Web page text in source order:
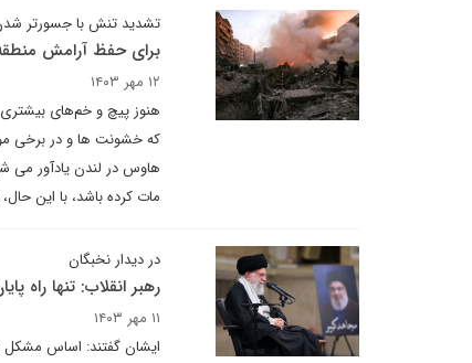
تشدید تنش با جسورتر شدن
برای حفظ آرامش
۱۲ مهر ۱۴۰۳
هنوز پیچ و خم‌های بیشتری
که خشونت ها و در برخی
هاوس در لندن یادآور می
مات کرده باشد، با این
در دیدار نخبگان
رهبر انقلاب: تنها
۱۱ مهر ۱۴۰۳
ایشان گفتند: اساس مشکل